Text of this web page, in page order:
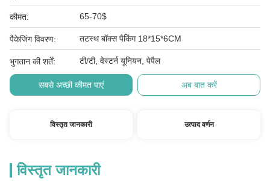
कीमत: 65-70$
पैकेजिंग विवरण: तटस्थ बॉक्स पैकिंग 18*15*6CM
भुगतान की शर्तें: टी/टी, वेस्टर्न यूनियन, पेपैल
सबसे अच्छी कीमत पाएं अब बात करें
विस्तृत जानकारी उत्पाद वर्णन
विस्तृत जानकारी